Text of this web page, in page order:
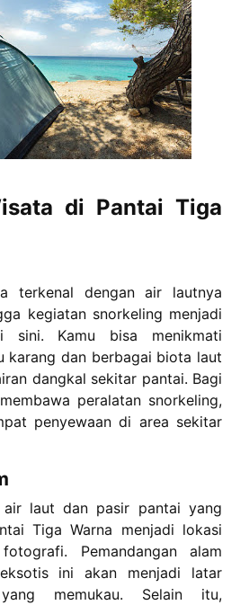
di Pantai Tiga
terkenal dengan air lautnya
kegiatan snorkeling menjadi
sini. Kamu bisa menikmati
karang dan berbagai biota laut
dangkal sekitar pantai. Bagi
peralatan snorkeling,
penyewaan di area sekitar
air laut dan pasir pantai yang
Tiga Warna menjadi lokasi
Pemandangan alam
ini akan menjadi latar
memukau. Selain itu,